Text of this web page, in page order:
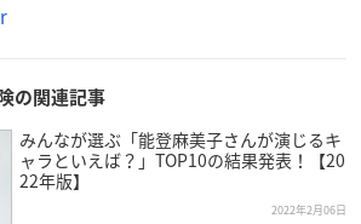
の奇妙な冒険 ストーンオーシャン」
8L84Qo3zch
SPIRITS） (@ichibanKUJI) February
の関連記事
みんなが選ぶ「能登麻美子さんが演じるキ
ャラといえば？」TOP10の結果発表！【20
22年版】
2022年2月06日